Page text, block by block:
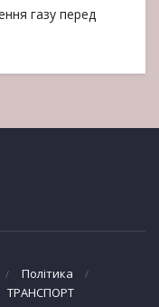
газу перед
Політика
ТРАНСПОРТ